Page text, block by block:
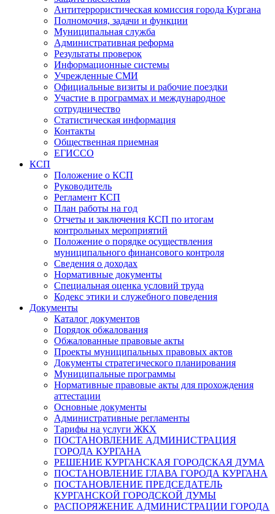
Антитеррористическая комиссия города Кургана
Полномочия, задачи и функции
Муниципальная служба
Административная реформа
Результаты проверок
Информационные системы
Учрежденные СМИ
Официальные визиты и рабочие поездки
Участие в программах и международное
сотрудничество
Статистическая информация
Контакты
Общественная приемная
ЕГИССО
КСП
Положение о КСП
Руководитель
Регламент КСП
План работы на год
Отчеты и заключения КСП по итогам
контрольных мероприятий
Положение о порядке осуществления
муниципального финансового контроля
Сведения о доходах
Нормативные документы
Специальная оценка условий труда
Кодекс этики и служебного поведения
Документы
Каталог документов
Порядок обжалования
Обжалованные правовые акты
Проекты муниципальных правовых актов
Документы стратегического планирования
Муниципальные программы
Нормативные правовые акты для прохождения
аттестации
Основные документы
Административные регламенты
Тарифы на услуги ЖКХ
ПОСТАНОВЛЕНИЕ АДМИНИСТРАЦИЯ
ГОРОДА КУРГАНА
РЕШЕНИЕ КУРГАНСКАЯ ГОРОДСКАЯ ДУМА
ПОСТАНОВЛЕНИЕ ГЛАВА ГОРОДА КУРГАНА
ПОСТАНОВЛЕНИЕ ПРЕДСЕДАТЕЛЬ
КУРГАНСКОЙ ГОРОДСКОЙ ДУМЫ
РАСПОРЯЖЕНИЕ АДМИНИСТРАЦИИ ГОРОДА